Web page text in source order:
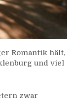
Romantik hält,
und viel
zwar